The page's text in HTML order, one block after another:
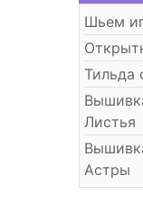
Шьем
Тильда
Листья
Астры